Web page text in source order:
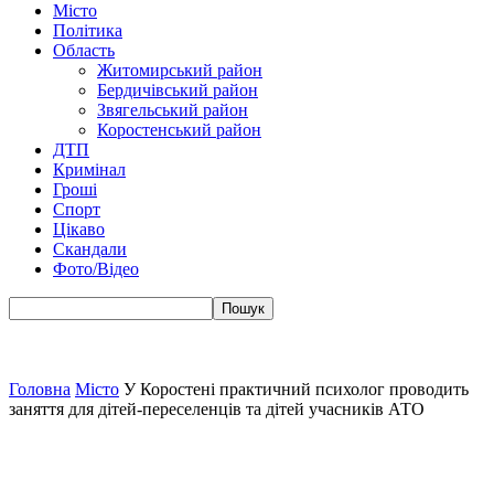
Місто
Політика
Область
Житомирський район
Бердичівський район
Звягельський район
Коростенський район
ДТП
Кримінал
Гроші
Спорт
Цікаво
Скандали
Фото/Відео
Головна Місто У Коростені практичний психолог проводить
заняття для дітей-переселенців та дітей учасників АТО